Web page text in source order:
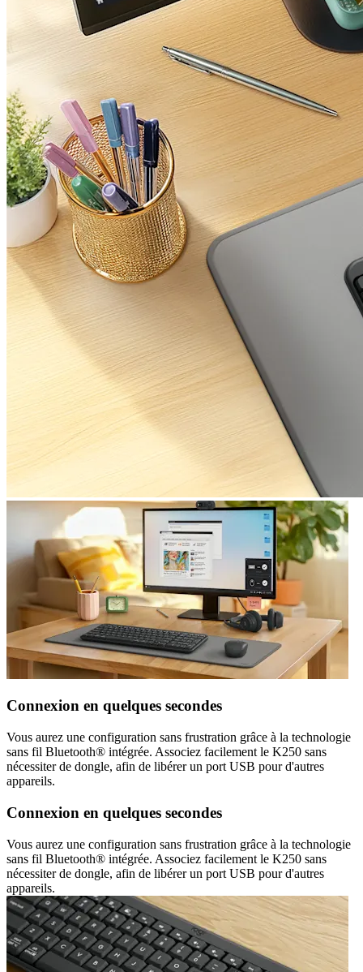
Connexion en quelques secondes
Vous aurez une configuration sans frustration grâce à la technologie
sans fil Bluetooth® intégrée. Associez facilement le K250 sans
nécessiter de dongle, afin de libérer un port USB pour d'autres
appareils.
Connexion en quelques secondes
Vous aurez une configuration sans frustration grâce à la technologie
sans fil Bluetooth® intégrée. Associez facilement le K250 sans
nécessiter de dongle, afin de libérer un port USB pour d'autres
appareils.